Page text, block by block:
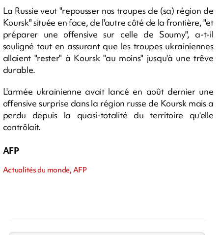
La Russie veut "repousser nos troupes de (sa) région de
Koursk" située en face, de l'autre côté de la frontière, "et
préparer une offensive sur celle de Soumy", a-t-il
souligné tout en assurant que les troupes ukrainiennes
allaient "rester" à Koursk "au moins" jusqu'à une trêve
durable.
L'armée ukrainienne avait lancé en août dernier une
offensive surprise dans la région russe de Koursk mais a
perdu depuis la quasi-totalité du territoire qu'elle
contrôlait.
AFP
Actualités du monde, AFP